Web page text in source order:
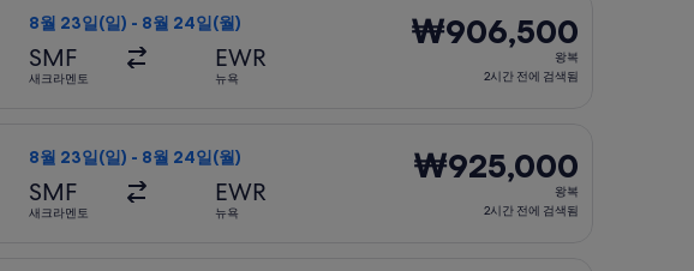
간
전
됨
8월 23일(일) - 8월 24일(월)
SMF
새크라멘토
EWR
뉴욕
₩906,500
왕
간
전
₩906,500
왕복
2시간 전에 검색됨
8월 23일(일) - 8월 24일(월)
SMF
새크라멘토
EWR
뉴욕
₩925,000
왕
₩925,000
왕복
2시간 전에 검색됨